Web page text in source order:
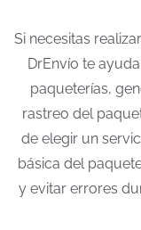
Si necesitas
DrEnvío te
paqueterías,
rastreo del
de elegir un
básica del
y evitar errores